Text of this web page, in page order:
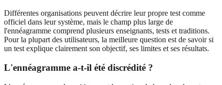
Différentes organisations peuvent décrire leur propre test comme
officiel dans leur système, mais le champ plus large de
l'ennéagramme comprend plusieurs enseignants, tests et traditions.
Pour la plupart des utilisateurs, la meilleure question est de savoir si
un test explique clairement son objectif, ses limites et ses résultats.
L'ennéagramme a-t-il été discrédité ?